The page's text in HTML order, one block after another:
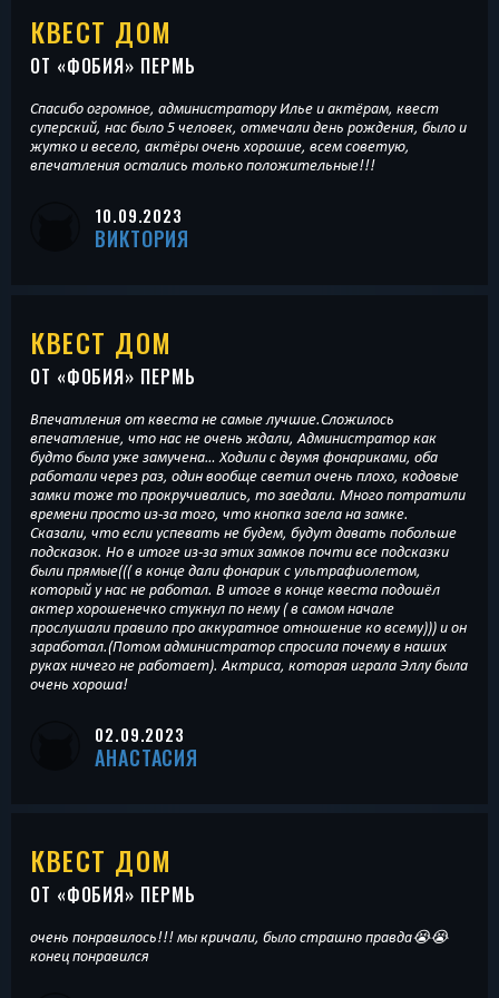
КВЕСТ ДОМ
ОТ «ФОБИЯ» ПЕРМЬ
Спасибо огромное, администратору Илье и актёрам, квест
суперский, нас было 5 человек, отмечали день рождения, было и
жутко и весело, актёры очень хорошие, всем советую,
впечатления остались только положительные!!!
10.09.2023
ВИКТОРИЯ
КВЕСТ ДОМ
ОТ «ФОБИЯ» ПЕРМЬ
Впечатления от квеста не самые лучшие.Сложилось
впечатление, что нас не очень ждали, Администратор как
будто была уже замучена… Ходили с двумя фонариками, оба
работали через раз, один вообще светил очень плохо, кодовые
замки тоже то прокручивались, то заедали. Много потратили
времени просто из-за того, что кнопка заела на замке.
Сказали, что если успевать не будем, будут давать побольше
подсказок. Но в итоге из-за этих замков почти все подсказки
были прямые((( в конце дали фонарик с ультрафиолетом,
который у нас не работал. В итоге в конце квеста подошёл
актер хорошенечко стукнул по нему ( в самом начале
прослушали правило про аккуратное отношение ко всему))) и он
заработал.(Потом администратор спросила почему в наших
руках ничего не работает). Актриса, которая играла Эллу была
очень хороша!
02.09.2023
АНАСТАСИЯ
КВЕСТ ДОМ
ОТ «ФОБИЯ» ПЕРМЬ
очень понравилось!!! мы кричали, было страшно правда😭😭
конец понравился